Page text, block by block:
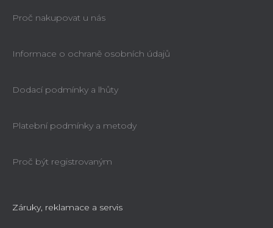
Proč nakupovat u nás
Informace o ochraně osobních údajů
Dodací podmínky a lhůty
Platební podmínky a metody
Proč být registrovaným
Záruky, reklamace a servis